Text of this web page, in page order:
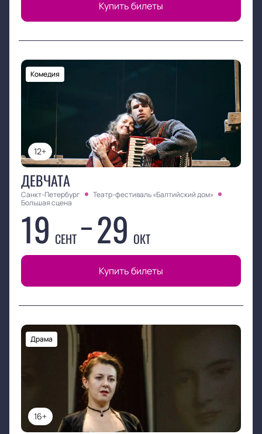
Купить билеты
12+
Комедия
ДЕВЧАТА
Санкт-Петербург
Театр-фестиваль «Балтийский дом»
Большая сцена
19 СЕНТ 29 ОКТ
Купить билеты
16+
Драма